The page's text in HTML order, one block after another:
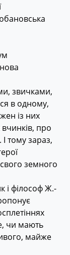
звичками,
в одному,
із них
про
І тому зараз,
земного
і філософ Ж.-
чи мають
майже